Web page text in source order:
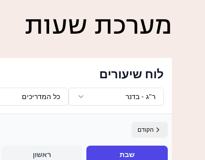
מערכת שעות